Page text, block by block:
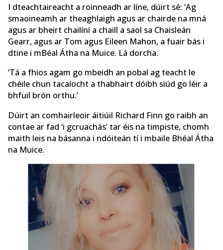
I dteachtaireacht a roinneadh ar líne, dúirt sé: ‘Ag
smaoineamh ar theaghlaigh agus ar chairde na mná
agus ar bheirt chailíní a chaill a saol sa Chaisleán
Gearr, agus ar Tom agus Eileen Mahon, a fuair bás i
dtine i mBéal Átha na Muice. Lá dorcha.
‘Tá a fhios agam go mbeidh an pobal ag teacht le
chéile chun tacaíocht a thabhairt dóibh siúd go léir a
bhfuil brón orthu.’
Dúirt an comhairleoir áitiúil Richard Finn go raibh an
contae ar fad ‘i gcruachás’ tar éis na timpiste, chomh
maith leis na básanna i ndóiteán tí i mbaile Bhéal Átha
na Muice.